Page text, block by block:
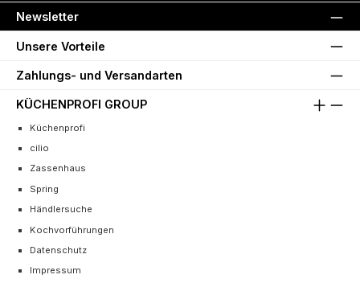
Newsletter
Unsere Vorteile
Zahlungs- und Versandarten
KÜCHENPROFI GROUP
Küchenprofi
cilio
Zassenhaus
Spring
Händlersuche
Kochvorführungen
Datenschutz
Impressum